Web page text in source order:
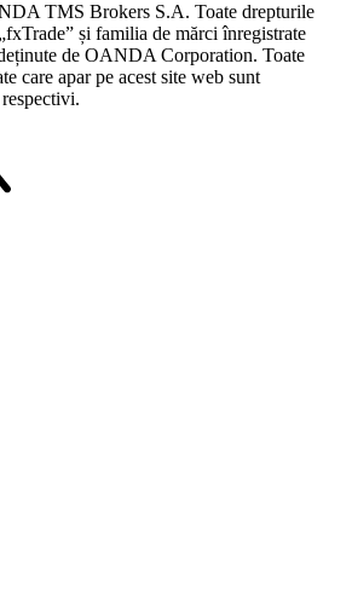
TMS Brokers S.A. Toate drepturile
și familia de mărci înregistrate
de OANDA Corporation. Toate
care apar pe acest site web sunt